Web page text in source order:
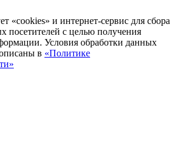
«cookies» и интернет-сервис для сбора
посетителей с целью получения
Условия обработки данных
в «Политике